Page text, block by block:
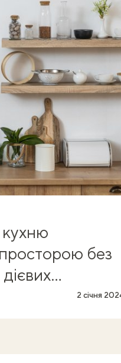
без
2 січня